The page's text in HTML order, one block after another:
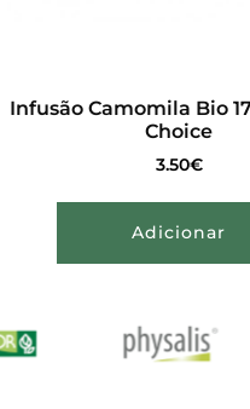
Infusão Camomila Bio
Choice
3.50€
Adicionar